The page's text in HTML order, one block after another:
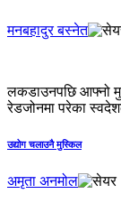
मनबहादुर बस्नेत
लकडाउनपछि आफ्नो
रेडजोनमा परेका
उद्योग चलाउनै मुस्किल
अमृता अनमोल